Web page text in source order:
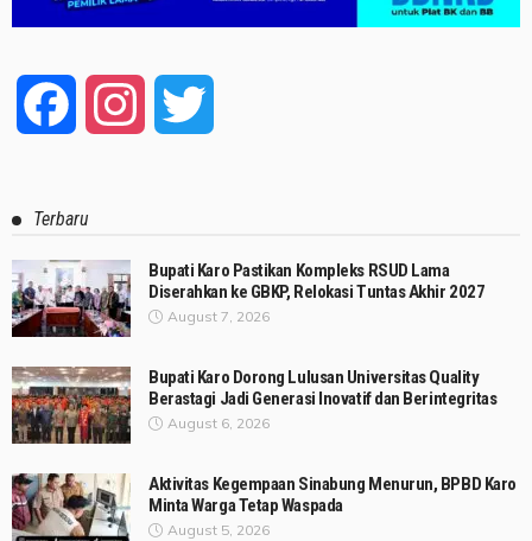
Facebook Instagram
Terbaru
Bupati Karo Pastikan Kompleks RSUD Lama
Diserahkan ke GBKP, Relokasi Tuntas Akhir 2027
August 7, 2026
Bupati Karo Dorong Lulusan Universitas Quality
Berastagi Jadi Generasi Inovatif dan Berintegritas
August 6, 2026
Aktivitas Kegempaan Sinabung Menurun, BPBD Karo
Minta Warga Tetap Waspada
August 5, 2026